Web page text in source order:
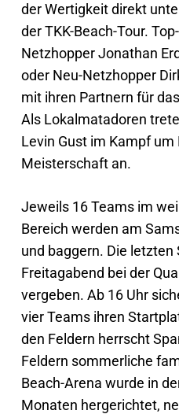
der Wertigkeit direkt
der TKK-Beach-Tour.
Netzhopper Jonathan
oder Neu-Netzhopper
mit ihren Partnern für
Als Lokalmatadoren
Levin Gust im Kampf
Meisterschaft an.
Jeweils 16 Teams im
Bereich werden am
und baggern. Die
Freitagabend bei der
vergeben. Ab 16 Uhr
vier Teams ihren
den Feldern herrscht
Feldern sommerliche
Beach-Arena wurde in
Monaten hergerichtet,